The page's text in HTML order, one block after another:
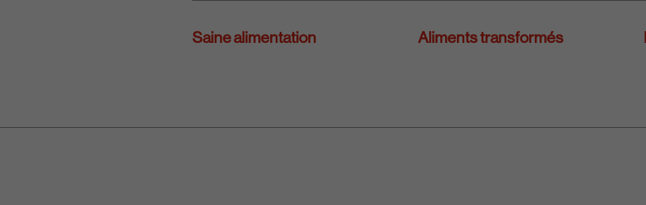
Saine alimentation Aliments transformés